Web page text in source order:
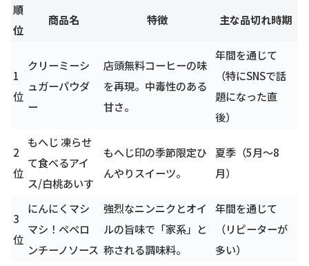
順
位
商品名 特徴 主な品切れ時期
1
位
クリーミーシ
ュガーパウダ
ー
店頭無料コーヒーの味
を再現。中毒性のある
甘さ。
年間を通じて
（特にSNSで話
題になった直
後）
2
位
もへじ 凍らせ
て食べるアイ
ス/白桃あいす
もへじ印の季節限定ひ
んやりスイーツ。
夏季（5月～8
月）
3
位
にんにくマシ
マシ！ペペロ
ンチーノソース
強烈なニンニクとオイ
ルの旨味で「家系」と
称される調味料。
年間を通じて
（リピーターが
多い）